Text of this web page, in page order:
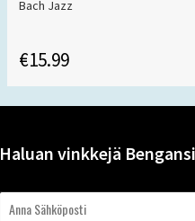
Bach Jazz
€15.99
Haluan vinkkejä